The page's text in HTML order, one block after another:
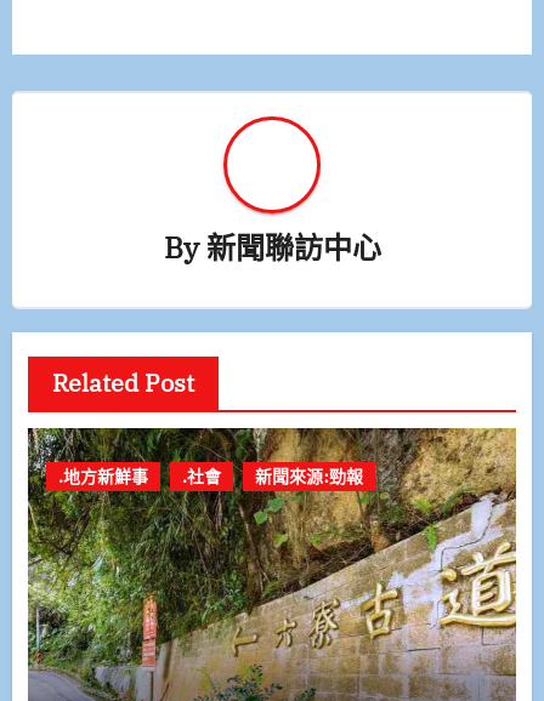
By新聞聯訪中心
Related Post
.地方新鮮事 .社會 新聞來源:勁報